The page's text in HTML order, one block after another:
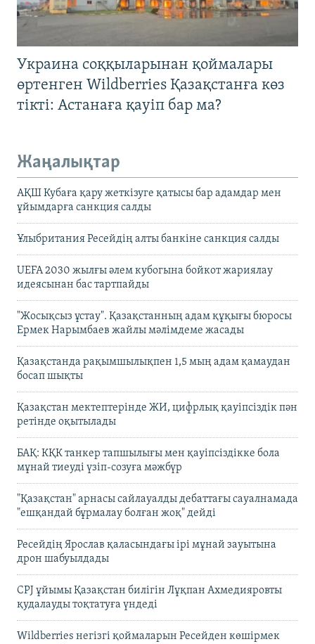
Украина соққыларынан қоймалары
өртенген Wildberries Қазақстанға көз
тікті: Астанаға қауіп бар ма?
Жаңалықтар
АҚШ Кубаға қару жеткізуге қатысы бар адамдар мен
ұйымдарға санкция салды
Ұлыбритания Ресейдің алты банкіне санкция салды
UEFA 2030 жылғы әлем кубогына бойкот жариялау
идеясынан бас тартпайды
"Жосықсыз ұстау". Қазақстанның адам құқығы бюросы
Ермек Нарымбаев жайлы мәлімдеме жасады
Қазақстанда рақымшылықпен 1,5 мың адам қамаудан
босап шықты
Қазақстан мектептерінде ЖИ, цифрлық қауіпсіздік пән
ретінде оқытылады
БАҚ: КҚК танкер тапшылығы мен қауіпсіздікке бола
мұнай тиеуді үзіп-созуға мәжбүр
"Қазақстан" арнасы сайлауалды дебаттағы сауалнамада
"ешқандай бұрмалау болған жоқ" дейді
Ресейдің Ярослав қаласындағы ірі мұнай зауытына
дрон шабуылдады
CPJ ұйымы Қазақстан билігін Лұқпан Ахмедияровты
қудалауды тоқтатуға үндеді
Wildberries негізгі қоймаларын Ресейден көшірмек